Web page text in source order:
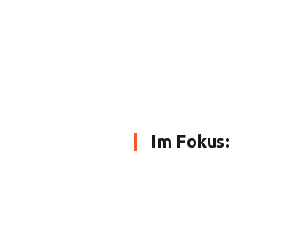
Im Fokus: